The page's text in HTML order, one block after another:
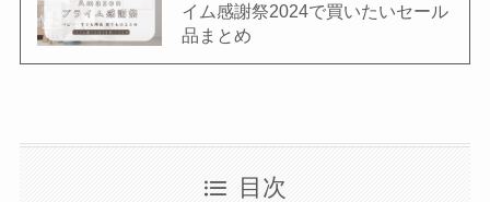
イム感謝祭2024で買いたいセール
品まとめ
目次